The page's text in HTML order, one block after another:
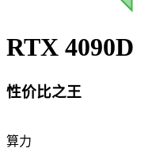
RTX 4090D
性价比之王
算力